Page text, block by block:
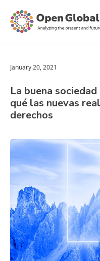
January 20, 2021
La buena
qué las nuevas
derechos